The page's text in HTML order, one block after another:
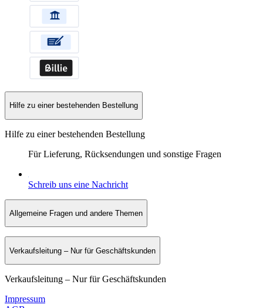
Hilfe zu einer bestehenden Bestellung
Hilfe zu einer bestehenden Bestellung
Für Lieferung, Rücksendungen und sonstige Fragen
Schreib uns eine Nachricht
Allgemeine Fragen und andere Themen
Verkaufsleitung – Nur für Geschäftskunden
Verkaufsleitung – Nur für Geschäftskunden
Impressum